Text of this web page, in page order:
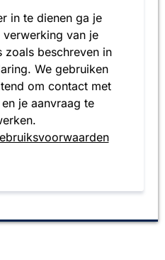
in te dienen ga je
van je
zoals beschreven in
We gebruiken
om contact met
je aanvraag te